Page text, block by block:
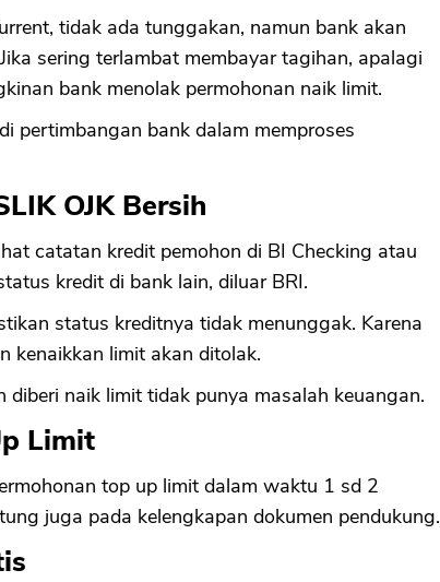
tidak ada tunggakan, namun bank akan
sering terlambat membayar tagihan, apalagi
bank menolak permohonan naik limit.
pertimbangan bank dalam memproses
OJK Bersih
catatan kredit pemohon di BI Checking atau
kredit di bank lain, diluar BRI.
status kreditnya tidak menunggak. Karena
kenaikkan limit akan ditolak.
naik limit tidak punya masalah keuangan.
Limit
top up limit dalam waktu 1 sd 2
juga pada kelengkapan dokumen pendukung.